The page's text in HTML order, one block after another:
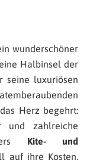
wunderschöner
Halbinsel der
seine luxuriösen
Herz begehrt:
und zahlreiche
Kite- und
auf ihre Kosten.